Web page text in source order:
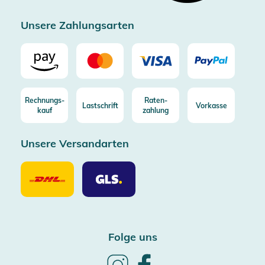
Unsere Zahlungsarten
Rechnungs-
kauf
Lastschrift
Raten-
zahlung
Vorkasse
Unsere Versandarten
Unsere
Versandarten
DHL
Unsere
Versandarten
GLS
Folge uns
Follow